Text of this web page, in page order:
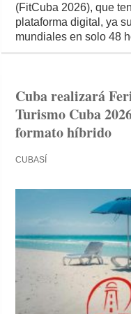
(FitCuba 2026), que
plataforma digital, ya
mundiales en solo 48
Cuba realizará
Turismo Cuba
formato híbrido
CUBASÍ